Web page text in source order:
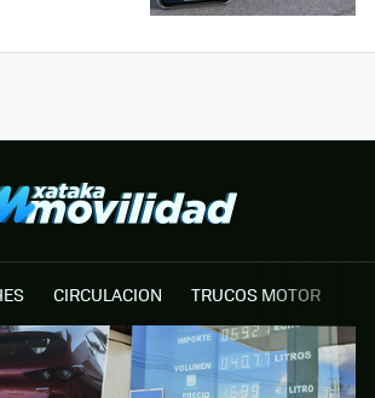
CIRCULACION TRUCOS MOTOR